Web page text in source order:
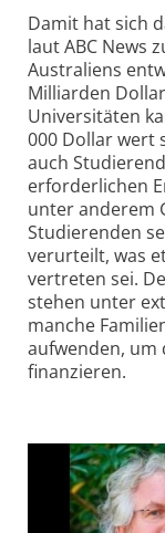
Damit hat sich
laut ABC News
Australiens
Milliarden
Universitäten
000 Dollar wert
auch
erforderlichen
unter anderem
Studierenden
verurteilt, was
vertreten sei.
stehen unter
manche
aufwenden, um
finanzieren.